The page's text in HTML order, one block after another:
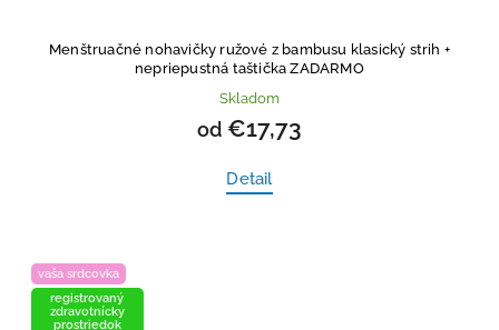
Menštruačné nohavičky ružové z bambusu klasický strih +
nepriepustná taštička ZADARMO
Skladom
od €17,73
Detail
vaša srdcovka
registrovaný
zdravotnícky
prostriedok